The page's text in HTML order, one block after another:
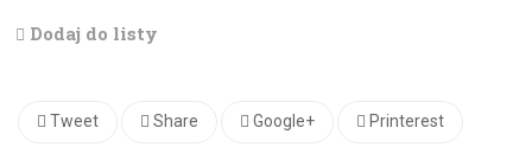
Dodaj do listy
Tweet Share Google+ Printerest